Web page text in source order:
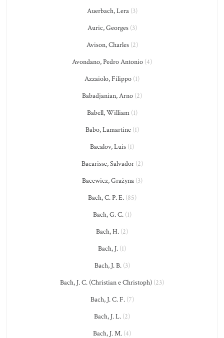
Auerbach, Lera(3)
Auric, Georges(3)
Avison, Charles(2)
Avondano, Pedro Antonio (4)
Azzaiolo, Filippo (1)
Babadjanian, Arno (2)
Babell, William(1)
Babo, Lamartine(1)
Bacalov, Luis (1)
Bacarisse, Salvador(2)
Bacewicz, Grażyna(3)
Bach, C. P. E.(85)
Bach, G. C.(1)
Bach, H. (2)
Bach, J. (1)
Bach, J. B.(3)
Bach, J. C. (Christian e Christoph) (23)
Bach, J. C. F.(7)
Bach, J. L. (2)
Bach, J. M. (4)